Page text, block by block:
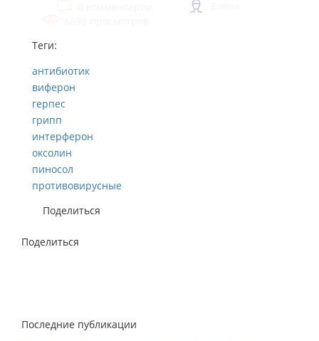
Теги:
антибиотик
виферон
герпес
грипп
интерферон
оксолин
пиносол
противовирусные
Поделиться
Поделиться
Последние публикации